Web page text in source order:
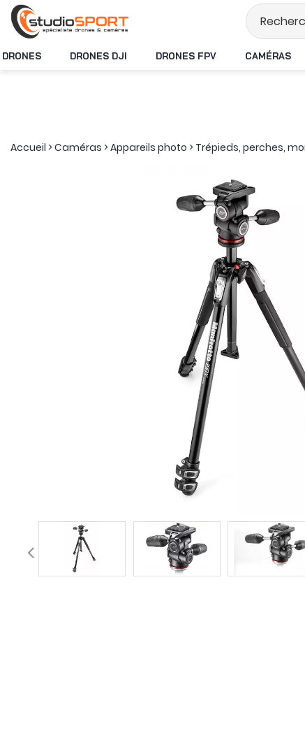
Stock en temps
DRONES DRONES DJI DRONES FPV CAMÉRAS
Accueil >Caméras >Appareils photo > Trépieds, perches,